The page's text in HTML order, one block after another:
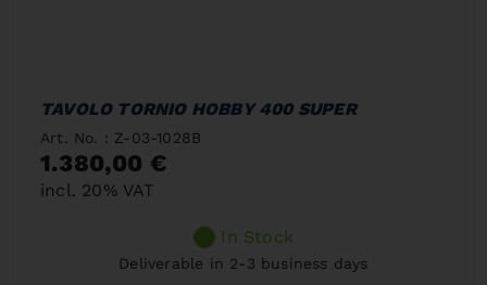
TAVOLO TORNIO HOBBY 400 SUPER
Art. No. : Z-03-1028B
1.380,00 €
incl. 20% VAT
In Stock
Deliverable in 2-3 business days